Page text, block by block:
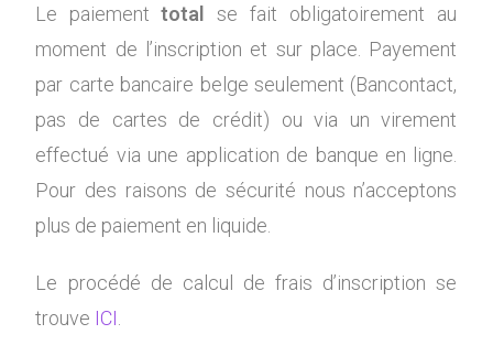
Le paiementtotal
se fait obligatoirement au
moment de l’inscription et sur place. Payement
par carte bancaire belge seulement (Bancontact,
pas de cartes de crédit) ou via un virement
effectué via une application de banque en ligne.
Pour des raisons de sécurité nous n’acceptons
plus de paiement en liquide.
Le procédé de calcul de frais d’inscription se
trouve ICI